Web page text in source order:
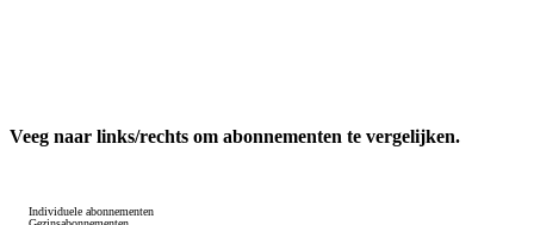
Veeg naar links/rechts om abonnementen te vergelijken.
Individuele abonnementen